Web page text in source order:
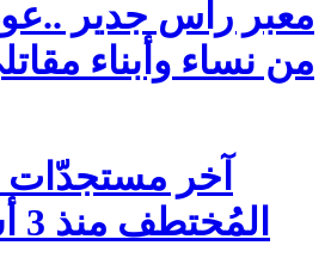
معبر رأس جدير
من نساء وأبناء
آخر مستجدّات
المُختطف منذ 3 أشهر في ليبيا